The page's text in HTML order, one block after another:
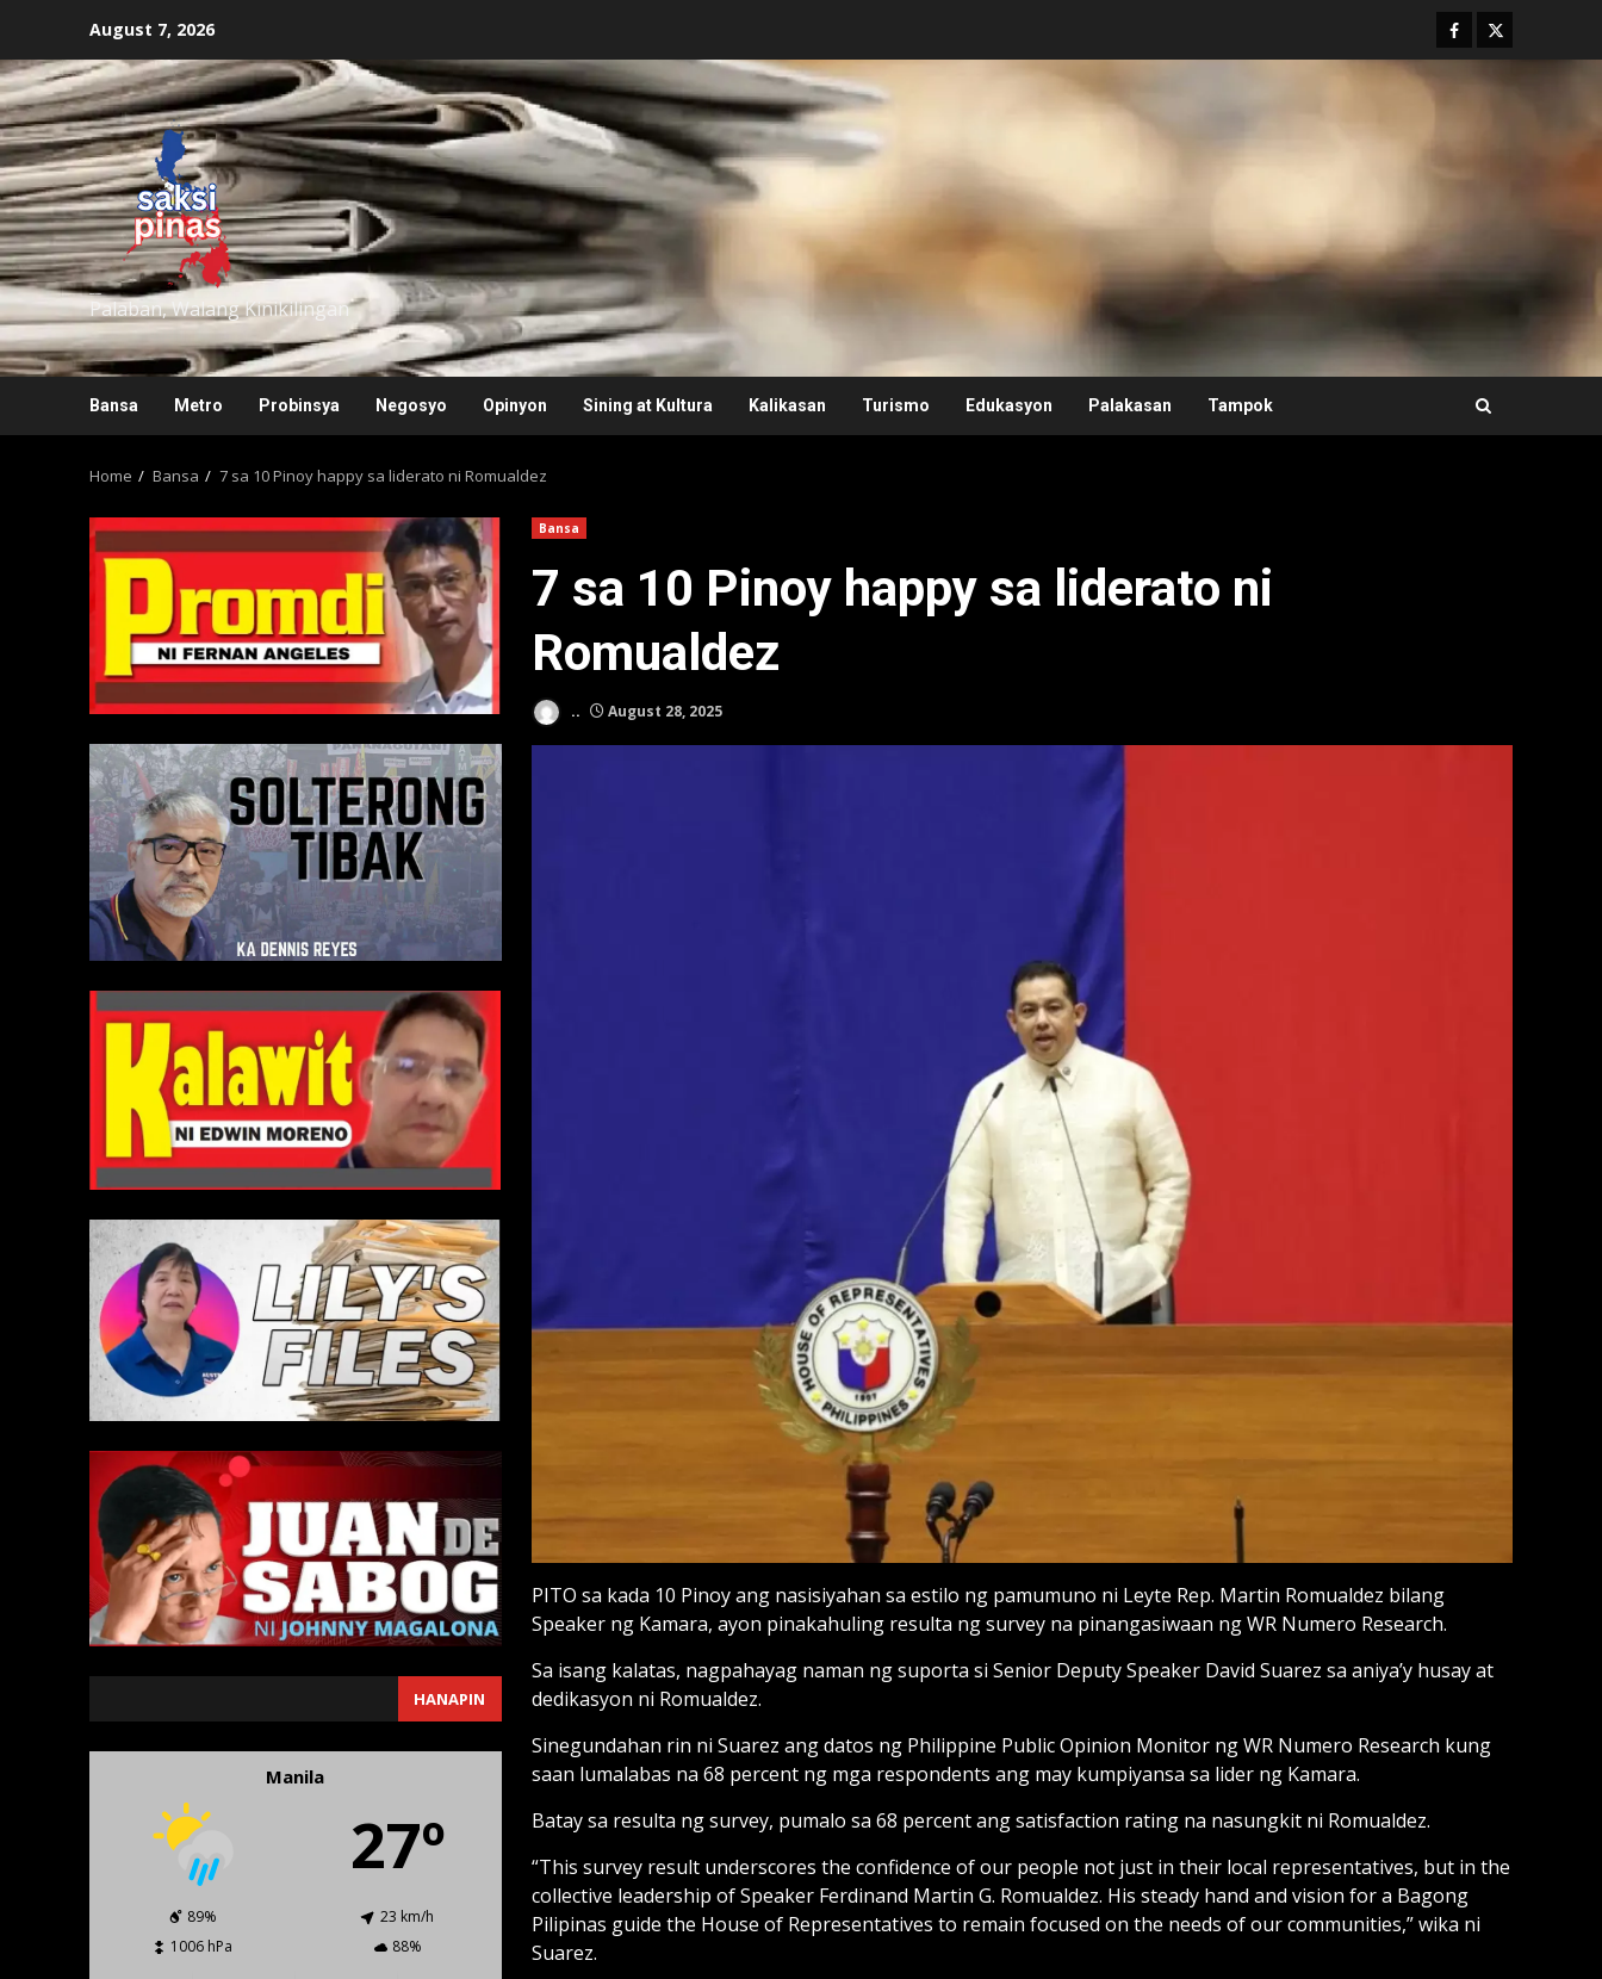
content
August 7, 2026 Facebook
Twitter
Palaban, Walang Kinikilingan
Bansa Metro Probinsya Negosyo Opinyon Sining at Kultura Kalikasan Turismo Edukasyon Palakasan Tampok
Home Bansa 7 sa 10 Pinoy happy sa liderato ni Romualdez
Bansa
7 sa 10 Pinoy happy sa liderato ni
Romualdez
.. August 28, 2025
PITO sa kada 10 Pinoy ang nasisiyahan sa estilo ng pamumuno ni Leyte Rep. Martin Romualdez bilang
Speaker ng Kamara, ayon pinakahuling resulta ng survey na pinangasiwaan ng WR Numero Research.
Sa isang kalatas, nagpahayag naman ng suporta si Senior Deputy Speaker David Suarez sa aniya’y husay at
dedikasyon ni Romualdez.
Sinegundahan rin ni Suarez ang datos ng Philippine Public Opinion Monitor ng WR Numero Research kung
saan lumalabas na 68 percent ng mga respondents ang may kumpiyansa sa lider ng Kamara.
Batay sa resulta ng survey, pumalo sa 68 percent ang satisfaction rating na nasungkit ni Romualdez.
“This survey result underscores the confidence of our people not just in their local representatives, but in the
collective leadership of Speaker Ferdinand Martin G. Romualdez. His steady hand and vision for a Bagong
Pilipinas guide the House of Representatives to remain focused on the needs of our communities,” wika ni
Suarez.
HANAPIN
Manila
27º
89%
23 km/h
1006 hPa
88%